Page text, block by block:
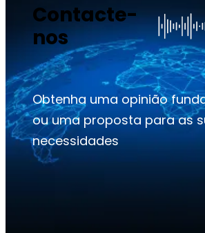
Contacte-
nos
Obtenha uma opinião
ou uma proposta para as
necessidades